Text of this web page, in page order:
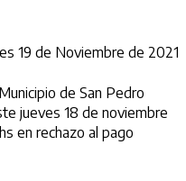
19 de Noviembre de 2021
de San Pedro
jueves 18 de noviembre
en rechazo al pago